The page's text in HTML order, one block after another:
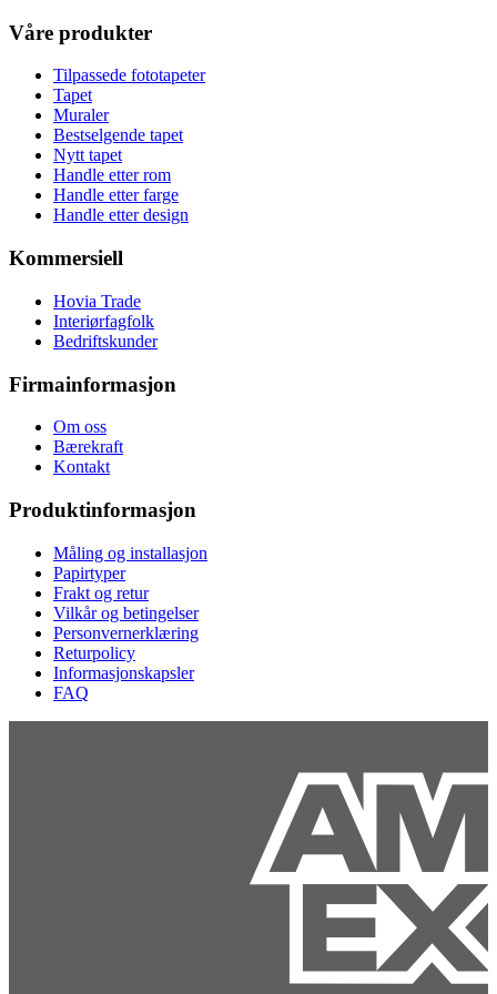
Våre produkter
Tilpassede fototapeter
Tapet
Muraler
Bestselgende tapet
Nytt tapet
Handle etter rom
Handle etter farge
Handle etter design
Kommersiell
Hovia Trade
Interiørfagfolk
Bedriftskunder
Firmainformasjon
Om oss
Bærekraft
Kontakt
Produktinformasjon
Måling og installasjon
Papirtyper
Frakt og retur
Vilkår og betingelser
Personvernerklæring
Returpolicy
Informasjonskapsler
FAQ